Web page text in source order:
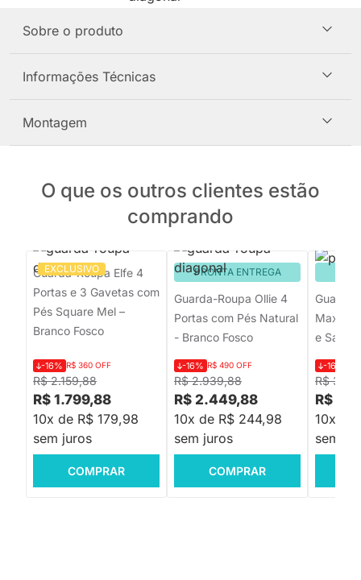
Sobre o produto
Informações Técnicas
Montagem
O que os outros clientes estão
comprando
EXCLUSIVO
Guarda-Roupa Elfe 4
Portas e 3 Gavetas com
Pés Square Mel –
Branco Fosco
R$ 2.159,88
-16% R$ 360 OFF
R$ 1.799,88
10x de R$ 179,98
sem juros
COMPRAR
PRONTA ENTREGA
Guarda-Roupa Ollie 4
Portas com Pés Natural
- Branco Fosco
R$ 2.939,88
-16% R$ 490 OFF
R$ 2.449,88
10x de R$ 244,98
sem juros
COMPRAR
Max 4
e
R$
-16%
R$
10x de
sem